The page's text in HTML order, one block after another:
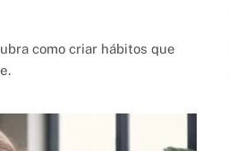
como criar hábitos que